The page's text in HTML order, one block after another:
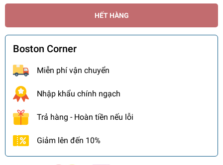
HẾT HÀNG
Boston Corner
Miễn phí vận chuyển
Nhập khẩu chính ngạch
Trả hàng - Hoàn tiền nếu lỗi
Giảm lên đến 10%